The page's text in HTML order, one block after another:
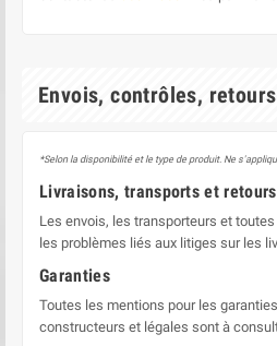
Envois, contrôles,
*Selon la disponibilité et le type de produit. Ne
Livraisons, transports et retours
Les envois, les transporteurs et
les problèmes liés aux litiges sur les
Garanties
Toutes les mentions pour les
constructeurs et légales sont à